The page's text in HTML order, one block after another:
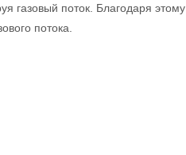
газовый поток. Благодаря
потока.